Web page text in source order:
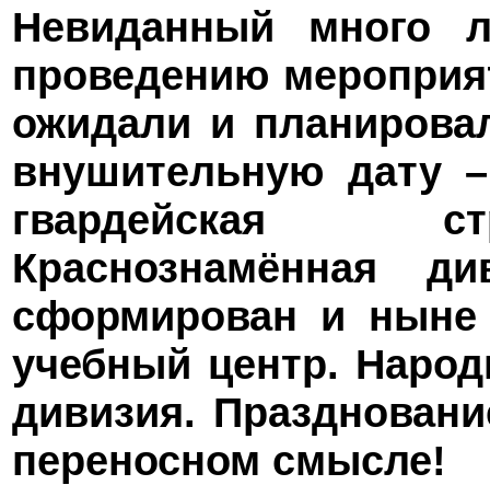
Невиданный много
проведению
ожидали и
внушительную дату
гвардейская
Краснознамённая
сформирован и ныне
учебный центр.
дивизия.
переносном смысле!